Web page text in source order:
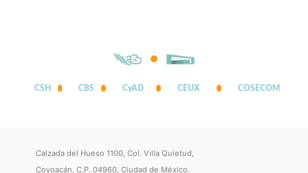
CSH CBS CyAD CEUX COSECOM
Calzada del Hueso 1100, Col. Villa Quietud,
Coyoacán, C.P. 04960, Ciudad de México.